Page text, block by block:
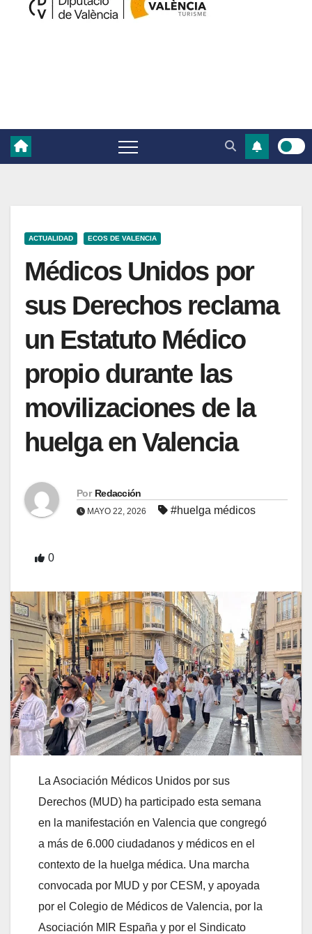
ACTUALIDAD ECOS DE VALENCIA
Médicos Unidos por
sus Derechos reclama
un Estatuto Médico
propio durante las
movilizaciones de la
huelga en Valencia
Por Redacción
MAYO 22, 2026 #huelga médicos
0
La Asociación Médicos Unidos por sus
Derechos (MUD) ha participado esta semana
en la manifestación en Valencia que congregó
a más de 6.000 ciudadanos y médicos en el
contexto de la huelga médica. Una marcha
convocada por MUD y por CESM, y apoyada
por el Colegio de Médicos de Valencia, por la
Asociación MIR España y por el Sindicato